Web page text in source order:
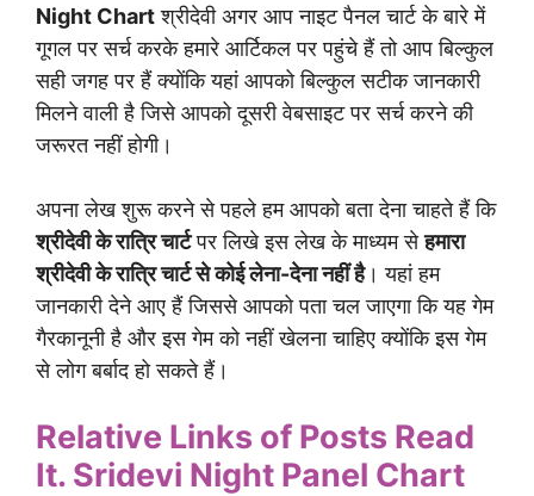
Night Chartश्रीदेवी अगर आप नाइट पैनल चार्ट के बारे में
गूगल पर सर्च करके हमारे आर्टिकल पर पहुंचे हैं तो आप बिल्कुल
सही जगह पर हैं क्योंकि यहां आपको बिल्कुल सटीक जानकारी
मिलने वाली है जिसे आपको दूसरी वेबसाइट पर सर्च करने की
जरूरत नहीं होगी।
अपना लेख शुरू करने से पहले हम आपको बता देना चाहते हैं कि
श्रीदेवी के रात्रि चार्टपर लिखे इस लेख के माध्यम सेहमारा
श्रीदेवी के रात्रि चार्ट से कोई लेना-देना नहीं है। यहां हम
जानकारी देने आए हैं जिससे आपको पता चल जाएगा कि यह गेम
गैरकानूनी है और इस गेम को नहीं खेलना चाहिए क्योंकि इस गेम
से लोग बर्बाद हो सकते हैं।
Relative Links of Posts Read
It. Sridevi Night Panel Chart